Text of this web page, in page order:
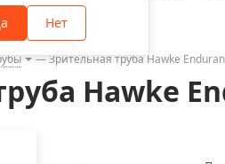
Аксессуары для
Аксессуары для
Нет
Зрительная труба Hawke
Hawke